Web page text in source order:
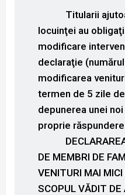
Titularii
locuinţei au
modificare
declaraţie
modificarea
termen de 5 zile
depunerea unei
proprie
DE MEMBRI DE
VENITURI MAI
SCOPUL VĂDIT DE